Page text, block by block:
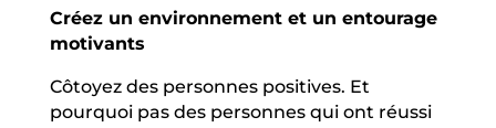
Créez un environnement et un entourage
motivants
Côtoyez des personnes positives. Et
pourquoi pas des personnes qui ont réussi